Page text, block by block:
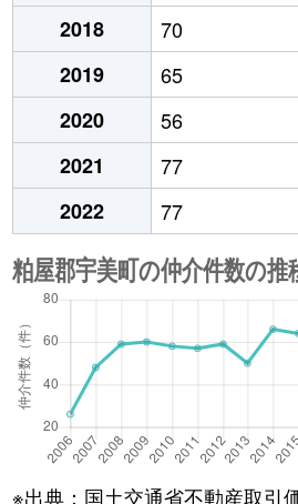
2018
70
2019
65
2020
56
2021
77
2022
77
※出典：国土交通省不動産取引